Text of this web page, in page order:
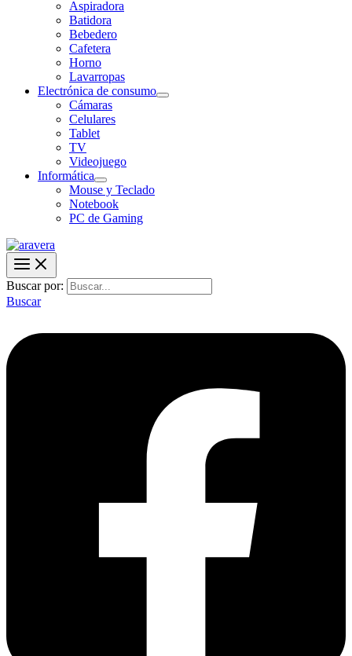
Aspiradora
Batidora
Bebedero
Cafetera
Horno
Lavarropas
Electrónica de consumo
Cámaras
Celulares
Tablet
TV
Videojuego
Informática
Mouse y Teclado
Notebook
PC de Gaming
Buscar por:
Buscar